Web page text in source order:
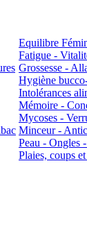
Equilibre
Fatigue -
Grossesse -
Hygiène
Intolérances
Mémoire -
Mycoses -
Minceur -
Peau - Ongles
Plaies, coups